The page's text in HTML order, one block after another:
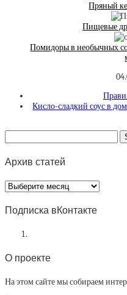
Пряный
Пищевые
Помидоры в необычных
Кисло-сладкий соус в
Архив статей
Архив
статей
Подписка вКонтакте
О проекте
На этом сайте мы собираем